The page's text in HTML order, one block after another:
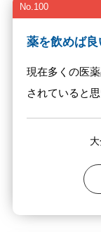
薬を飲めば
現在多くの医
されていると
No.100